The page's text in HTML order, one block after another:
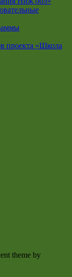
проекта «Школа
theme by